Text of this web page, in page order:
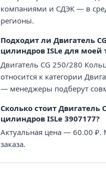
компаниями и СДЭК — в
регионы.
Подходит ли Двигатель
цилиндров ISLe для моей
Двигатель CG 250/280
относится к категории
— менеджеры подберут
Сколько стоит Двигатель
цилиндров ISLe 3907177?
Актуальная цена — 60.00
заказа.